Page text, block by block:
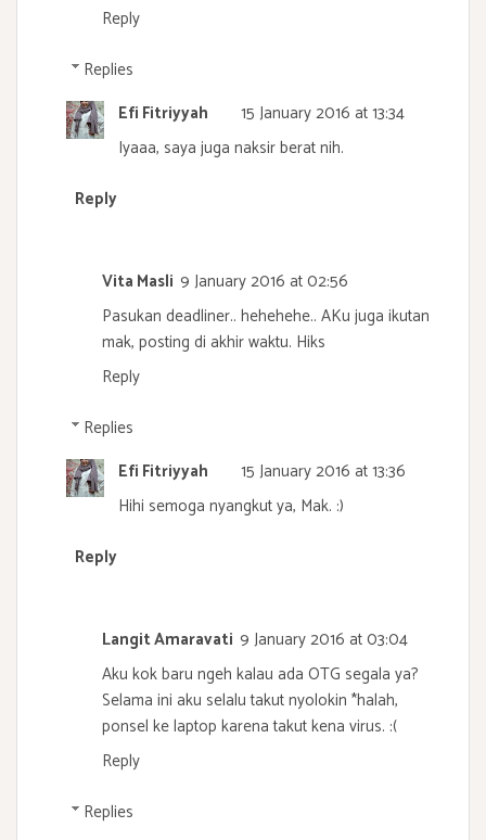
Reply
Replies
Efi Fitriyyah
15 January 2016 at 13:34
Iyaaa, saya juga naksir berat nih.
Reply
Vita Masli 9 January 2016 at 02:56
Pasukan deadliner.. hehehehe.. AKu juga ikutan
mak, posting di akhir waktu. Hiks
Reply
Replies
Efi Fitriyyah
15 January 2016 at 13:36
Hihi semoga nyangkut ya, Mak. :)
Reply
Langit Amaravati 9 January 2016 at 03:04
Aku kok baru ngeh kalau ada OTG segala ya?
Selama ini aku selalu takut nyolokin *halah,
ponsel ke laptop karena takut kena virus. :(
Reply
Replies